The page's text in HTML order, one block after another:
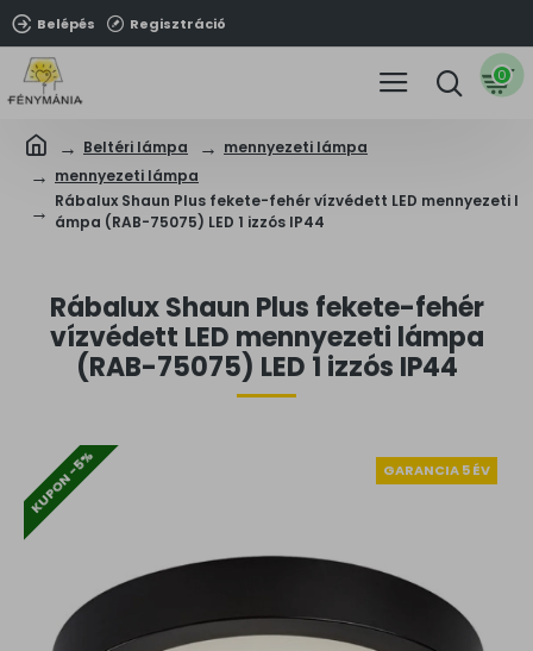
Belépés Regisztráció
0
Beltéri lámpa
mennyezeti lámpa
mennyezeti lámpa
Rábalux Shaun Plus fekete-fehér vízvédett LED mennyezeti l
ámpa (RAB-75075) LED 1 izzós IP44
Rábalux Shaun Plus fekete-fehér
vízvédett LED mennyezeti lámpa
(RAB-75075) LED 1 izzós IP44
GARANCIA 5 ÉV
KUPON -5%